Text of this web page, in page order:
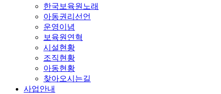
한국보육원노래
아동권리선언
운영이념
보육원연혁
시설현황
조직현황
아동현황
찾아오시는길
사업안내